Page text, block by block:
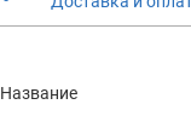
Название